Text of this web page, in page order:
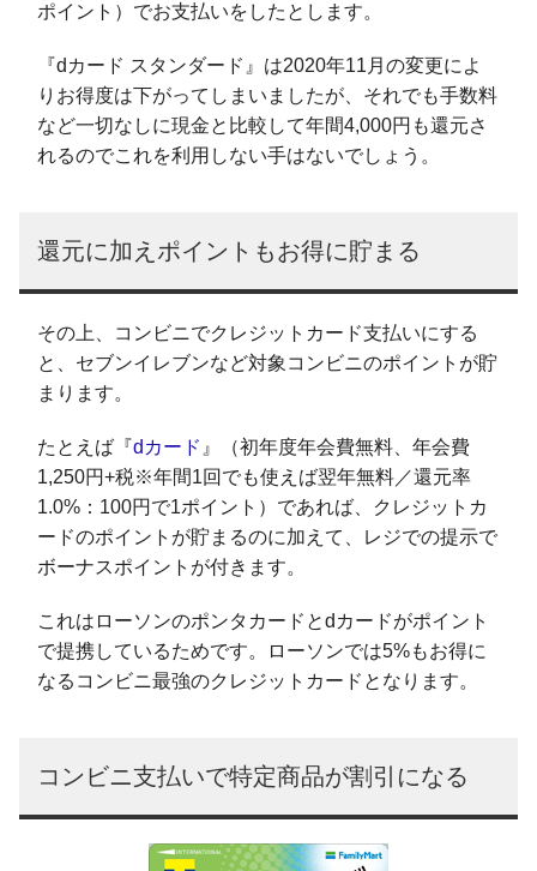
ポイント）でお支払いをしたとします。
『dカード スタンダード』は2020年11月の変更によ
りお得度は下がってしまいましたが、それでも手数料
など一切なしに現金と比較して年間4,000円も還元さ
れるのでこれを利用しない手はないでしょう。
還元に加えポイントもお得に貯まる
その上、コンビニでクレジットカード支払いにする
と、セブンイレブンなど対象コンビニのポイントが貯
まります。
たとえば『dカード 』（初年度年会費無料、年会費
1,250円+税※年間1回でも使えば翌年無料／還元率
1.0%：100円で1ポイント）であれば、クレジットカ
ードのポイントが貯まるのに加えて、レジでの提示で
ボーナスポイントが付きます。
これはローソンのポンタカードとdカードがポイント
で提携しているためです。ローソンでは5%もお得に
なるコンビニ最強のクレジットカードとなります。
コンビニ支払いで特定商品が割引になる